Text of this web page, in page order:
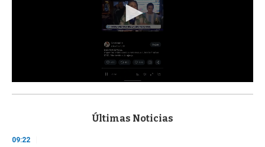
s
d
Últimas Noticias
09:22